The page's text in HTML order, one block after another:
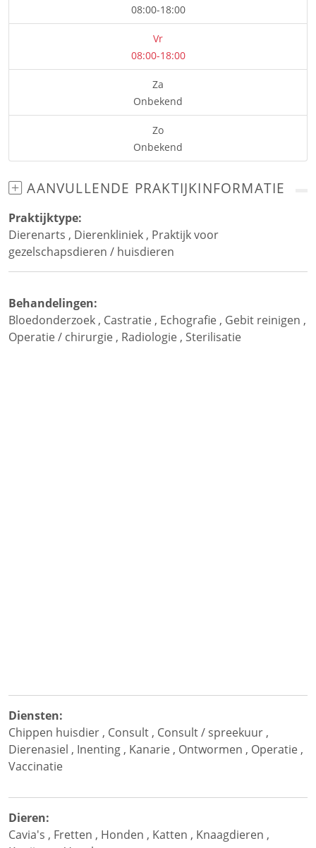
08:00-18:00
Vr
08:00-18:00
Za
Onbekend
Zo
Onbekend
AANVULLENDE PRAKTIJKINFORMATIE
Praktijktype:
Dierenarts , Dierenkliniek , Praktijk voor
gezelschapsdieren / huisdieren
Behandelingen:
Bloedonderzoek , Castratie , Echografie , Gebit reinigen ,
Operatie / chirurgie , Radiologie , Sterilisatie
Diensten:
Chippen huisdier , Consult , Consult / spreekuur ,
Dierenasiel , Inenting , Kanarie , Ontwormen , Operatie ,
Vaccinatie
Dieren:
Cavia's , Fretten , Honden , Katten , Knaagdieren ,